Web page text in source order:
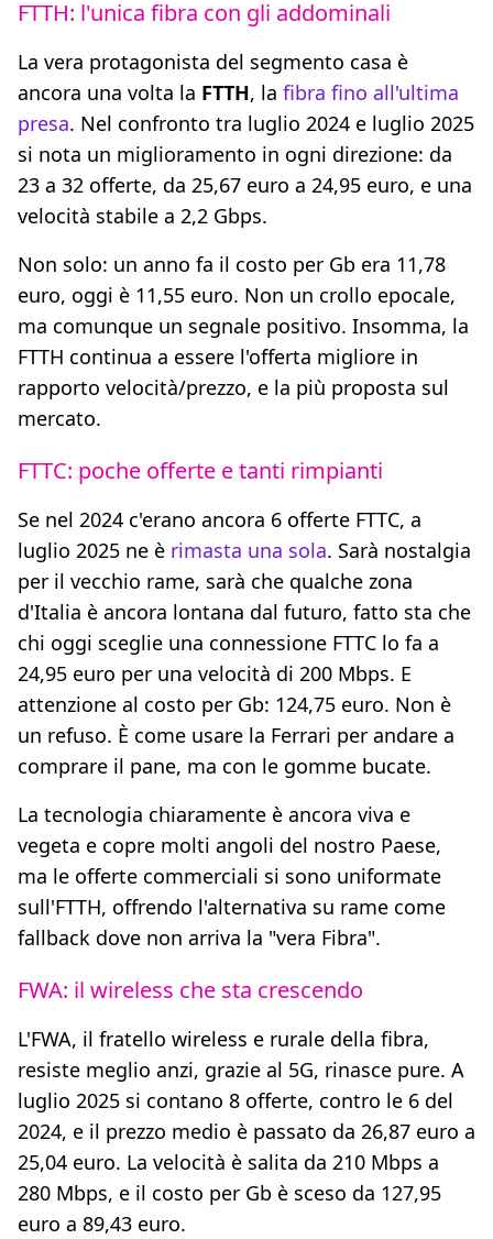
FTTH: l'unica fibra con gli addominali
La vera protagonista del segmento casa è
ancora una volta la FTTH, la fibra fino all'ultima
presa. Nel confronto tra luglio 2024 e luglio 2025
si nota un miglioramento in ogni direzione: da
23 a 32 offerte, da 25,67 euro a 24,95 euro, e una
velocità stabile a 2,2 Gbps.
Non solo: un anno fa il costo per Gb era 11,78
euro, oggi è 11,55 euro. Non un crollo epocale,
ma comunque un segnale positivo. Insomma, la
FTTH continua a essere l'offerta migliore in
rapporto velocità/prezzo, e la più proposta sul
mercato.
FTTC: poche offerte e tanti rimpianti
Se nel 2024 c'erano ancora 6 offerte FTTC, a
luglio 2025 ne è rimasta una sola. Sarà nostalgia
per il vecchio rame, sarà che qualche zona
d'Italia è ancora lontana dal futuro, fatto sta che
chi oggi sceglie una connessione FTTC lo fa a
24,95 euro per una velocità di 200 Mbps. E
attenzione al costo per Gb: 124,75 euro. Non è
un refuso. È come usare la Ferrari per andare a
comprare il pane, ma con le gomme bucate.
La tecnologia chiaramente è ancora viva e
vegeta e copre molti angoli del nostro Paese,
ma le offerte commerciali si sono uniformate
sull'FTTH, offrendo l'alternativa su rame come
fallback dove non arriva la "vera Fibra".
FWA: il wireless che sta crescendo
L'FWA, il fratello wireless e rurale della fibra,
resiste meglio anzi, grazie al 5G, rinasce pure. A
luglio 2025 si contano 8 offerte, contro le 6 del
2024, e il prezzo medio è passato da 26,87 euro a
25,04 euro. La velocità è salita da 210 Mbps a
280 Mbps, e il costo per Gb è sceso da 127,95
euro a 89,43 euro.